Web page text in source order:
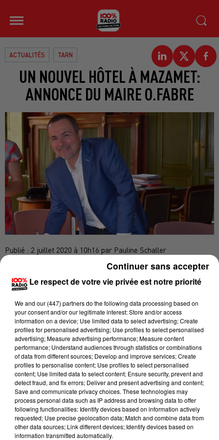
ACTUALITÉS TARN
UN NOUVEL HÔTEL À MAZAMET:
ANNONCE DU MAIRE O.FABRE
Publié : 2 juillet 2020 à 10h16 par Pauline Schaller
Le conseil municipal de Mazamet s’est tenu hier soir
au palais des congrès, avec au menu le budget 2020.
Et parmi les annonces du maire Olivier Fabre,
l'installation d'un hôtel flambant neuf,"une très
bonne nouvelle"pour l'édile. "On a une porteuse de
projet" a expliqué Olivier Fabre, "ça fait longtemps
qu'on nous demande un hôtel situé près de l'axe
Mazamet-Béziers".
Les travaux débuteront normalement cet automne:
Le respect de votre vie privée est notre priorité
We and our (447) partnersdo the following data processing based on
your consent and/or our legitimate interest: Store and/or access
information on a device; Use limited data to select advertising; Create
profiles for personalised advertising; Use profiles to select personalised
advertising; Measure advertising performance; Measure content
performance; Understand audiences through statistics or combinations
of data from different sources; Develop and improve services; Create
profiles to personalise content; Use profiles to select personalised
content; Use limited data to select content; Ensure security, prevent and
detect fraud, and fix errors; Deliver and present advertising and content;
Save and communicate privacy choices. These technologies may
process personal data such as IP address and browsing data to offer
following functionalities: Identify devices based on information actively
requested; Use precise geolocation data; Match and combine data from
other data sources; Link different devices; Identify devices based on
information transmitted automatically.
Continuer sans accepter